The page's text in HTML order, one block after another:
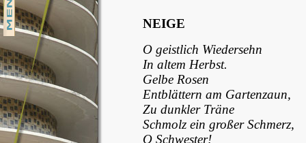
NEIGE
O geistlich Wiedersehn
In altem Herbst.
Gelbe Rosen
Entblättern am Gartenzaun,
Zu dunkler Träne
Schmolz ein großer Schmerz,
O Schwester!